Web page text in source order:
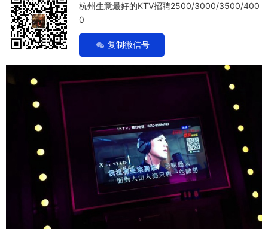
杭州生意最好的KTV招聘2500/3000/3500/400
0
复制微信号